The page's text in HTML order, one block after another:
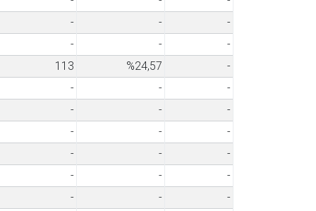
- -
-
- -
-
113 %24,57
-
- -
-
- -
-
- -
-
- -
-
- -
-
- -
-